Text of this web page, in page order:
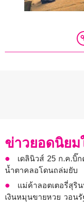
ข่าวยอดนิย
เดลินิวส์ 25 ก.ค.บิ๊
น้ำตาคลอโดนถล่มยับ
แม่ค้าลอตเตอรี่สุริ
เงินหมุนขายหวย วอนรั